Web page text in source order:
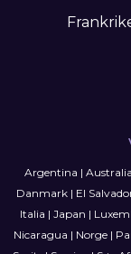
Argentina | Australia
Danmark | El
Italia | Japan |
Nicaragua | Norge|